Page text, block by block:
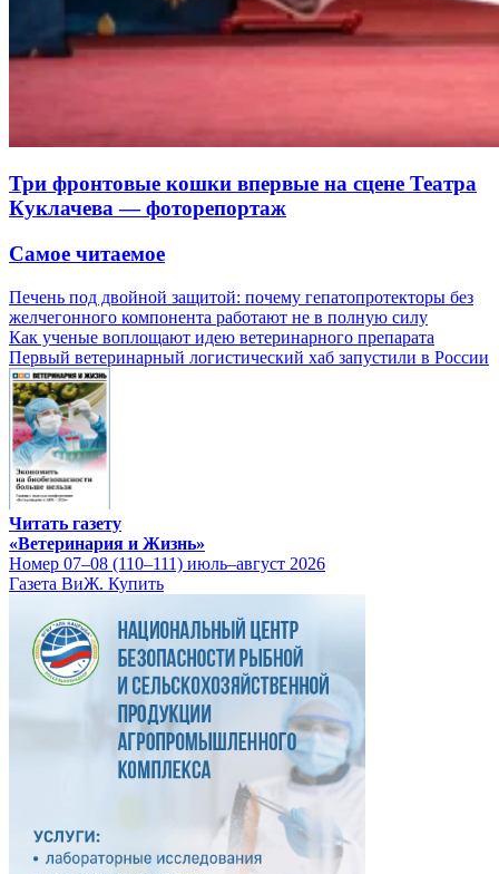
Три фронтовые кошки впервые на сцене Театра
Куклачева — фоторепортаж
Самое читаемое
Печень под двойной защитой: почему гепатопротекторы без
желчегонного компонента работают не в полную силу
Как ученые воплощают идею ветеринарного препарата
Первый ветеринарный логистический хаб запустили в России
Читать газету
«Ветеринария и Жизнь»
Номер 07–08 (110–111) июль–август 2026
Газета ВиЖ. Купить